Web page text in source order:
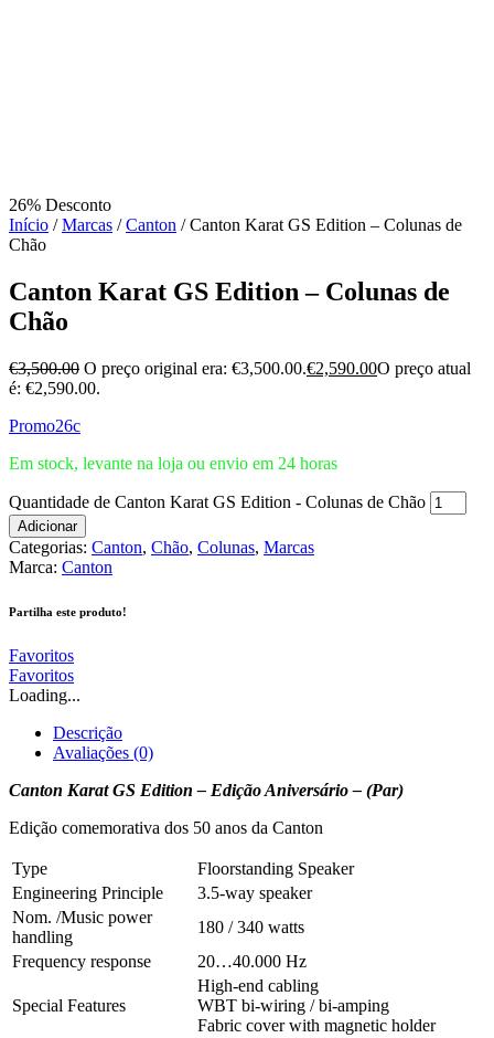
26% Desconto
Início /Marcas /Canton / Canton Karat GS Edition – Colunas de
Chão
Canton Karat GS Edition – Colunas de
Chão
€3,500.00 O preço original era: €3,500.00.€2,590.00O preço atual
é: €2,590.00.
Promo26c
Em stock, levante na loja ou envio em 24 horas
Quantidade de Canton Karat GS Edition - Colunas de Chão
Adicionar
Categorias: Canton, Chão, Colunas, Marcas
Marca: Canton
Partilha este produto!
Favoritos
Favoritos
Loading...
Descrição
Avaliações (0)
Canton Karat GS Edition – Edição Aniversário – (Par)
Edição comemorativa dos 50 anos da Canton
Type
Floorstanding Speaker
Engineering Principle
3.5-way speaker
Nom. /Music power
handling
180 / 340 watts
Frequency response
20…40.000 Hz
Special Features
High-end cabling
WBT bi-wiring / bi-amping
Fabric cover with magnetic holder